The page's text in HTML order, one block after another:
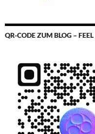
QR-CODE ZUM BLOG – FEEL